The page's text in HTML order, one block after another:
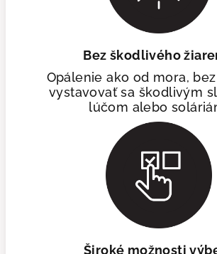
Bez škodlivého
Opálenie ako od mora,
vystavovať sa škodlivým
lúčom alebo
Široké možnosti